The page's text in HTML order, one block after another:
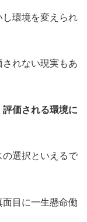
し環境を変えられ
れない現実もあ
価される環境に
の選択といえるで
目に一生懸命働